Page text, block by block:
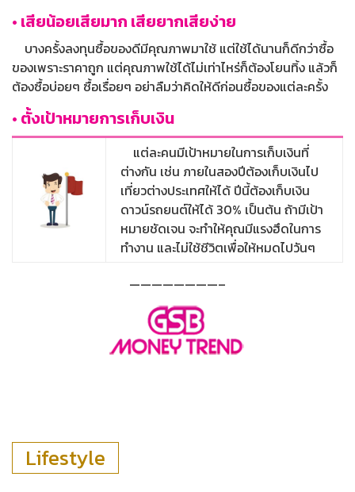
• เสียน้อยเสียมาก เสียยากเสียง่าย
บางครั้งลงทุนซื้อของดีมีคุณภาพมาใช้ แต่ใช้ได้นานก็ดีกว่าซื้อ
ของเพราะราคาถูก แต่คุณภาพใช้ได้ไม่เท่าไหร่ก็ต้องโยนทิ้ง แล้วก็
ต้องซื้อบ่อยๆ ซื้อเรื่อยๆ อย่าลืมว่าคิดให้ดีก่อนซื้อของแต่ละครั้ง
• ตั้งเป้าหมายการเก็บเงิน
แต่ละคนมีเป้าหมายในการเก็บเงินที่
ต่างกัน เช่น ภายในสองปีต้องเก็บเงินไป
เที่ยวต่างประเทศให้ได้ ปีนี้ต้องเก็บเงิน
ดาวน์รถยนต์ให้ได้ 30% เป็นต้น ถ้ามีเป้า
หมายชัดเจน จะทำให้คุณมีแรงฮึดในการ
ทำงาน และไม่ใช้ชีวิตเพื่อให้หมดไปวันๆ
————————–
Lifestyle